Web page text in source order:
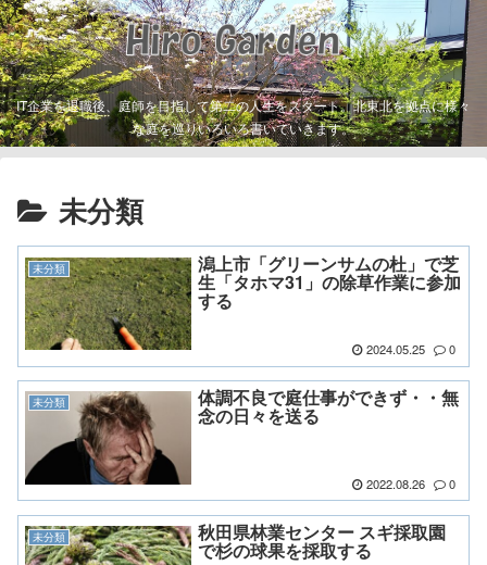
IT企業を退職後、庭師を目指して第二の人生をスタート。北東北を拠点に様々
な庭を巡りいろいろ書いていきます。
未分類
未分類 潟上市「グリーンサムの杜」で芝
生「タホマ31」の除草作業に参加
する
2024.05.25 0
未分類 体調不良で庭仕事ができず・・無
念の日々を送る
2022.08.26 0
未分類 秋田県林業センター スギ採取園
で杉の球果を採取する